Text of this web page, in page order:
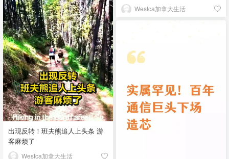
Westca加拿大生活
出现反转！班夫熊追人上头条 游
客麻烦了
Westca加拿大生活